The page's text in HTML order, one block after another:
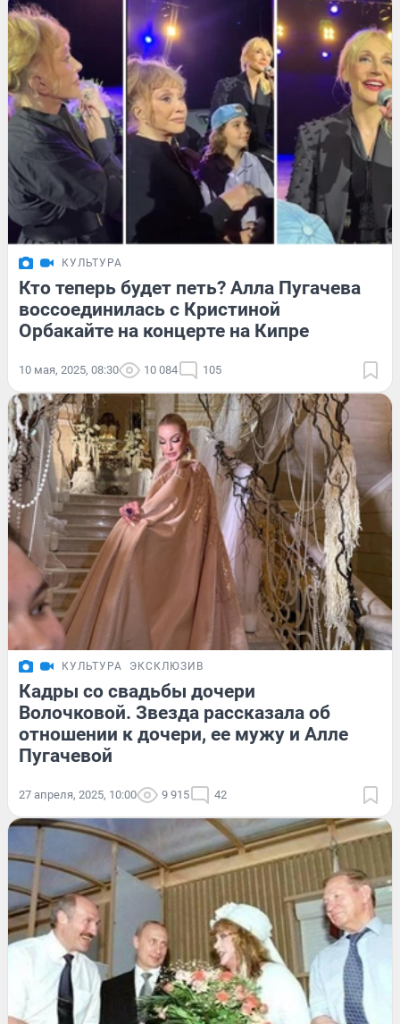
КУЛЬТУРА
Кто теперь будет петь? Алла Пугачева
воссоединилась с Кристиной
Орбакайте на концерте на Кипре
10 мая, 2025, 08:30 10 084 105
КУЛЬТУРА ЭКСКЛЮЗИВ
Кадры со свадьбы дочери
Волочковой. Звезда рассказала об
отношении к дочери, ее мужу и Алле
Пугачевой
27 апреля, 2025, 10:00 9 915 42